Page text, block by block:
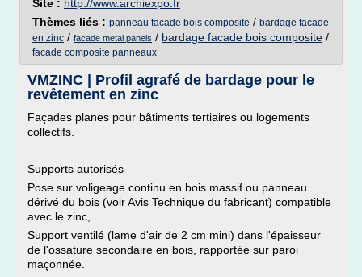
Site : http://www.archiexpo.fr
Thèmes liés : panneau facade bois composite / bardage facade
en zinc / facade metal panels / bardage facade bois composite /
facade composite panneaux
VMZINC | Profil agrafé de bardage pour le
revêtement en zinc
Façades planes pour bâtiments tertiaires ou logements
collectifs.
Supports autorisés
Pose sur voligeage continu en bois massif ou panneau
dérivé du bois (voir Avis Technique du fabricant) compatible
avec le zinc,
Support ventilé (lame d'air de 2 cm mini) dans l'épaisseur
de l'ossature secondaire en bois, rapportée sur paroi
maçonnée.